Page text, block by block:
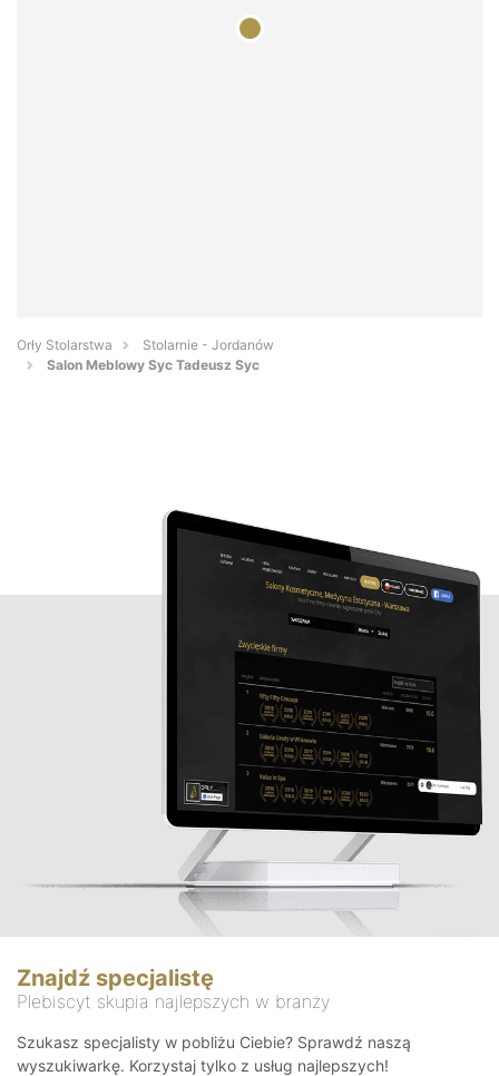
Orły Stolarstwa
Stolarnie - Jordanów
Salon Meblowy Syc Tadeusz Syc
Znajdź specjalistę
Plebiscyt skupia najlepszych w branży
Szukasz specjalisty w pobliżu Ciebie? Sprawdź naszą
wyszukiwarkę. Korzystaj tylko z usług najlepszych!